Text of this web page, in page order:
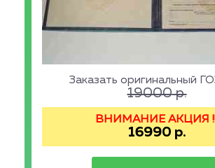
Заказать оригинальный
19000р.
ВНИМАНИЕ АКЦИЯ
16990 р.